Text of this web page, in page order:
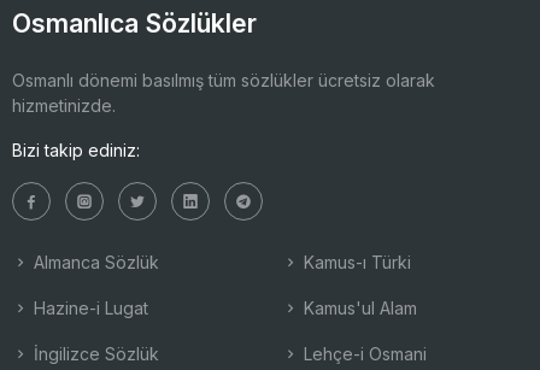
Osmanlıca Sözlükler
Osmanlı dönemi basılmış tüm sözlükler ücretsiz olarak
hizmetinizde.
Bizi takip ediniz:
Almanca Sözlük
Hazine-i Lugat
İngilizce Sözlük
Kamus-ı Türki
Kamus'ul Alam
Lehçe-i Osmani